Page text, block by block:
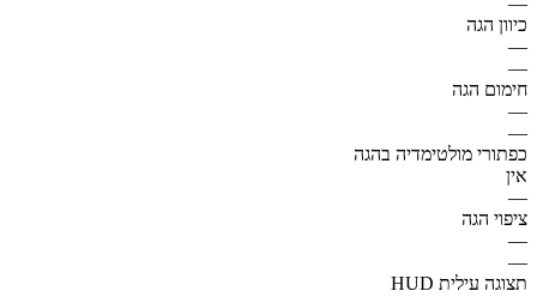
כיוון הגה
—
—
חימום הגה
—
—
כפתורי מולטימדיה בהגה
אין
—
ציפוי הגה
—
—
תצוגה עילית HUD